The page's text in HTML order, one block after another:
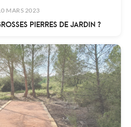
MARS 2023
PIERRES DE JARDIN ?